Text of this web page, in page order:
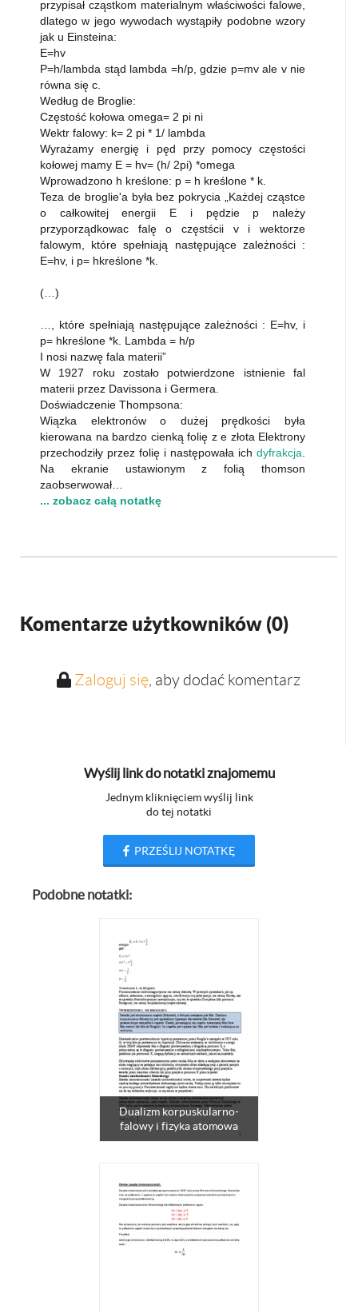
przypisał cząstkom materialnym właściwości falowe,
dlatego w jego wywodach wystąpiły podobne wzory
jak u Einsteina:
E=hv
P=h/lambda stąd lambda =h/p, gdzie p=mv ale v nie
równa się c.
Według de Broglie:
Częstość kołowa omega= 2 pi ni
Wektr falowy: k= 2 pi * 1/ lambda
Wyrażamy energię i pęd przy pomocy częstości
kołowej mamy E = hv= (h/ 2pi) *omega
Wprowadzono h kreślone: p = h kreślone * k.
Teza de broglie'a była bez pokrycia „Każdej cząstce
o całkowitej energii E i pędzie p należy
przyporządkowac falę o częstścii v i wektorze
falowym, które spełniają następujące zależności :
E=hv, i p= hkreślone *k.
(…)
…, które spełniają następujące zależności : E=hv, i
p= hkreślone *k. Lambda = h/p
I nosi nazwę fala materii”
W 1927 roku zostało potwierdzone istnienie fal
materii przez Davissona i Germera.
Doświadczenie Thompsona:
Wiązka elektronów o dużej prędkości była
kierowana na bardzo cienką folię z e złota Elektrony
przechodziły przez folię i następowała ich dyfrakcja
Na ekranie ustawionym z folią thomson
zaobserwował…
... zobacz całą notatkę
Komentarze użytkowników (0)
Zaloguj się, aby dodać komentarz
Wyślij link do notatki znajomemu
Jednym kliknięciem wyślij link
do tej notatki
PRZEŚLIJ NOTATKĘ
Podobne notatki:
Dualizm korpuskularno-
falowy i fizyka atomowa